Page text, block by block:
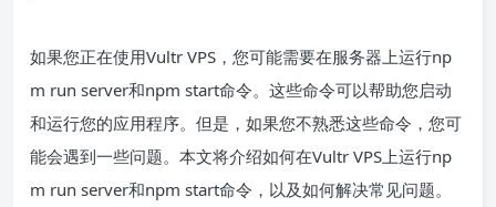
如果您正在使用Vultr VPS，您可能需要在服务器上运行np
m run server和npm start命令。这些命令可以帮助您启动
和运行您的应用程序。但是，如果您不熟悉这些命令，您可
能会遇到一些问题。本文将介绍如何在Vultr VPS上运行np
m run server和npm start命令，以及如何解决常见问题。